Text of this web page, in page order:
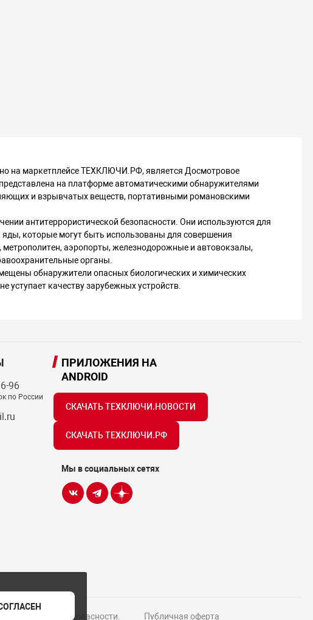
на маркетплейсе ТЕХКЛЮЧИ.РФ, является Досмотровое
на платформе автоматическими обнаружителями
и взрывчатых веществ, портативными романовскими
антитеррористической безопасности. Они используются для
которые могут быть использованы для совершения
аэропорты, железнодорожные и автовокзалы,
органы.
обнаружители опасных биологических и химических
уступает качеству зарубежных устройств.
96
по России
ПРИЛОЖЕНИЯ НА
ANDROID
СКАЧАТЬ ТЕХКЛЮЧИ.НОВОСТИ
СКАЧАТЬ ТЕХКЛЮЧИ.РФ
Мы в социальных сетях
систем безопасности. Публичная оферта